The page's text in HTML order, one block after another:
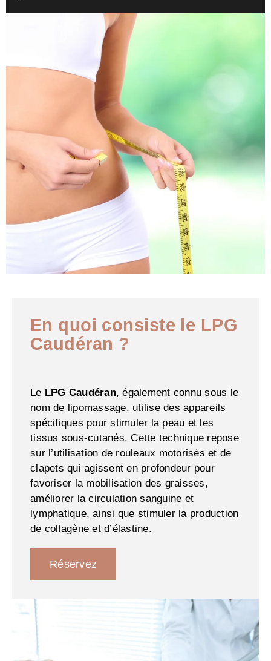
En quoi consiste le LPG
Caudéran ?
Le LPG Caudéran, également connu sous le
nom de lipomassage, utilise des appareils
spécifiques pour stimuler la peau et les
tissus sous-cutanés. Cette technique repose
sur l’utilisation de rouleaux motorisés et de
clapets qui agissent en profondeur pour
favoriser la mobilisation des graisses,
améliorer la circulation sanguine et
lymphatique, ainsi que stimuler la production
de collagène et d’élastine.
Réservez